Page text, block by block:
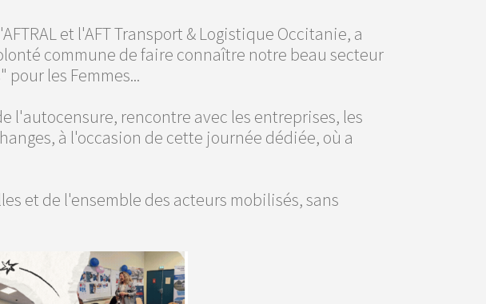
et l'AFT Transport & Logistique Occitanie, a
commune de faire connaître notre beau secteur
les Femmes...
l'autocensure, rencontre avec les entreprises, les
à l'occasion de cette journée dédiée, où a
et de l'ensemble des acteurs mobilisés, sans